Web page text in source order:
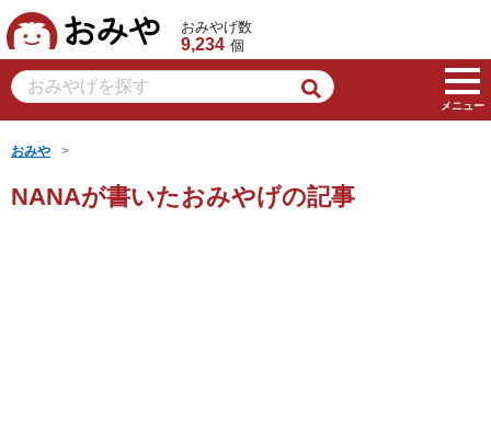
おみや
おみやげ数
9,234 個
メニュー
おみや
NANAが書いたおみやげの記事